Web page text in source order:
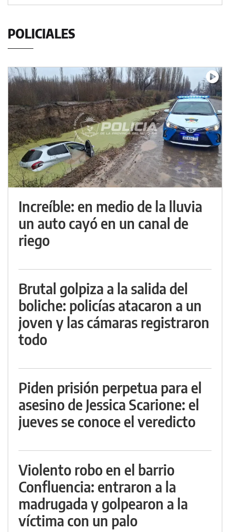
POLICIALES
Increíble: en medio de la lluvia
un auto cayó en un canal de
riego
Brutal golpiza a la salida del
boliche: policías atacaron a un
joven y las cámaras registraron
todo
Piden prisión perpetua para el
asesino de Jessica Scarione: el
jueves se conoce el veredicto
Violento robo en el barrio
Confluencia: entraron a la
madrugada y golpearon a la
víctima con un palo